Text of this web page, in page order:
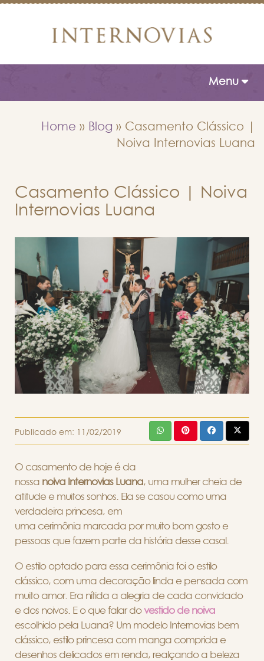
Toggle
Menu
Home » Blog » Casamento Clássico |
Noiva Internovias Luana
Casamento Clássico | Noiva
Internovias Luana
Publicado em: 11/02/2019
O casamento de hoje é da
nossa noiva InternoviasLuana, uma mulher cheia de
atitude e muitos sonhos. Ela se casou como uma
verdadeira princesa, em
uma cerimônia marcada por muito bom gosto e
pessoas que fazem parte da história desse casal.
O estilo optado para essa cerimônia foi o estilo
clássico, com uma decoração linda e pensada com
muito amor. Era nítida a alegria de cada convidado
e dos noivos. E o que falar dovestido de noiva
escolhido pela Luana? Um modelo Internovias bem
clássico, estilo princesa com manga comprida e
desenhos delicados em renda, realçando a beleza